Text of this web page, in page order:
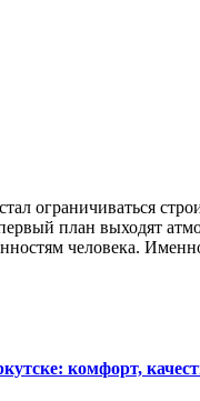
ограничиваться
план выходят
человека.
комфорт,